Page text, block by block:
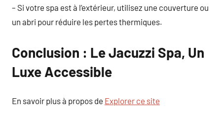
– Si votre spa est à l’extérieur, utilisez une couverture ou
un abri pour réduire les pertes thermiques.
Conclusion : Le Jacuzzi Spa, Un
Luxe Accessible
En savoir plus à propos de Explorer ce site